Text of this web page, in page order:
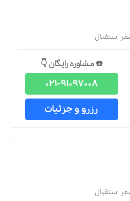
استقبال
☎️ مشاوره رایگان 👇
021-91097008
رزرو و جزئیات
استقبال